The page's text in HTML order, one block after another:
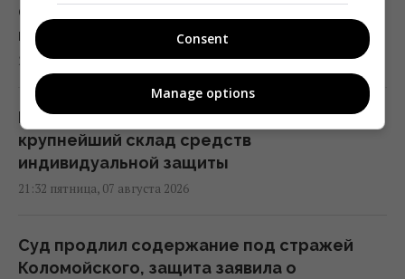
Сенатом США законопроекта о санкциях
против РФ
23:53 пятница, 07 августа 2026
В результате атаки РФ был уничтожен
крупнейший склад средств
индивидуальной защиты
21:32 пятница, 07 августа 2026
Суд продлил содержание под стражей
Коломойского, защита заявила о
Consent
Manage options